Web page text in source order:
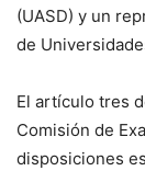
(UASD) y un
de
El artículo tres
Comisión de
disposiciones